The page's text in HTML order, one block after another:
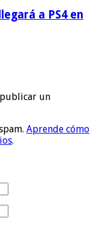
a PS4 en
un
Aprende cómo
.